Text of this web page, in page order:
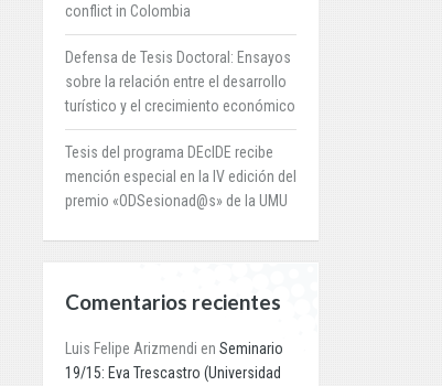
conflict in Colombia
Defensa de Tesis Doctoral: Ensayos
sobre la relación entre el desarrollo
turístico y el crecimiento económico
Tesis del programa DEcIDE recibe
mención especial en la IV edición del
premio «ODSesionad@s» de la UMU
Comentarios recientes
Luis Felipe Arizmendi en Seminario
19/15: Eva Trescastro (Universidad